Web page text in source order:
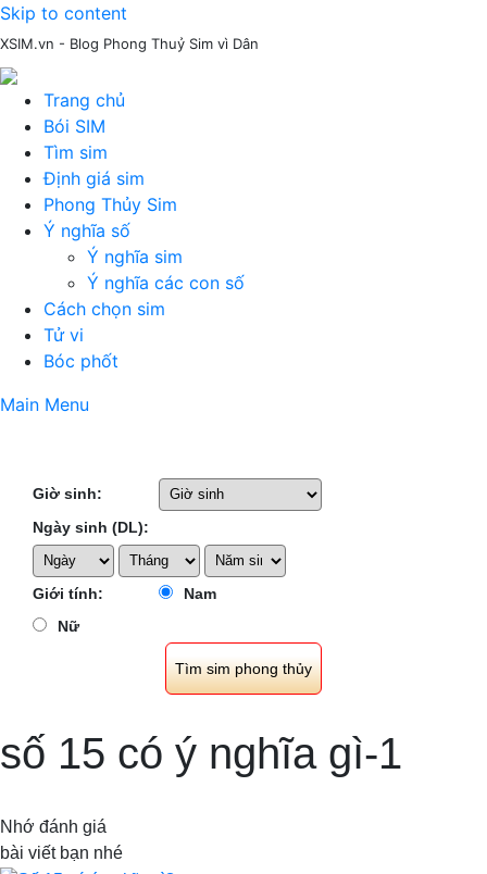
Skip to content
XSIM.vn - Blog Phong Thuỷ Sim vì Dân
Trang chủ
Bói SIM
Tìm sim
Định giá sim
Phong Thủy Sim
Ý nghĩa số
Ý nghĩa sim
Ý nghĩa các con số
Cách chọn sim
Tử vi
Bóc phốt
Main Menu
Giờ sinh:
Ngày sinh (DL):
Giới tính:
Nam
Nữ
số 15 có ý nghĩa gì-1
Nhớ đánh giá
bài viết bạn nhé